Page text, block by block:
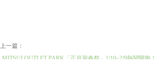
上一篇：
MITSUI OUTLET PARK「正月迎春祭」1/10~2/9熱鬧開跑！